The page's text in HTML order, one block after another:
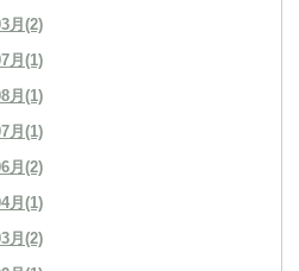
月(2)
月(1)
月(1)
月(1)
月(2)
月(1)
月(2)